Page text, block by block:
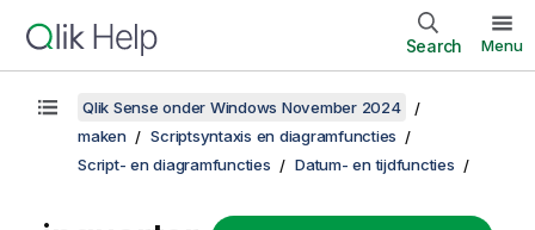
Search Menu
Qlik Sense onder Windows November 2024
maken
Scriptsyntaxis en diagramfuncties
Script- en diagramfuncties
Datum- en tijdfuncties